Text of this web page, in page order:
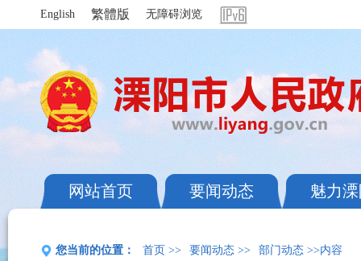
English 繁體版 无障碍浏览
网站首页 要闻动态 魅力
您当前的位置： 首页 >> 要闻动态 >> 部门动态 >>内容